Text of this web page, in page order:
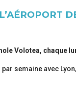
Volotea, chaque
semaine avec